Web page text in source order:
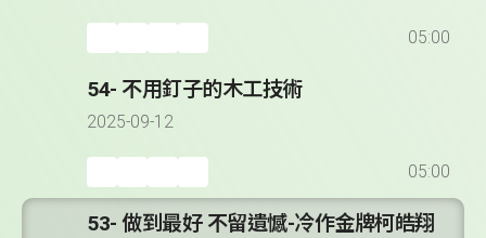
05:00
54- 不用釘子的木工技術
2025-09-12
05:00
53- 做到最好 不留遺憾-冷作金牌柯皓翔